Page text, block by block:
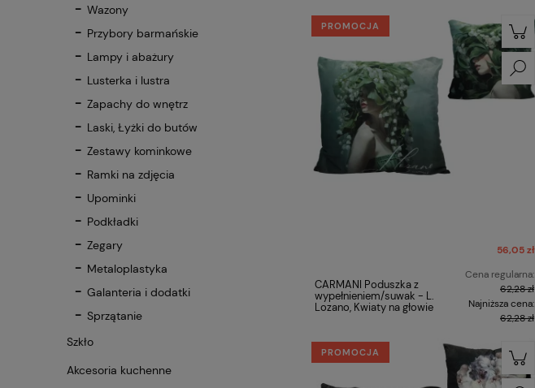
Wazony
Przybory barmańskie
Lampy i abażury
Lusterka i lustra
Zapachy do wnętrz
Laski, Łyżki do butów
Zestawy kominkowe
Ramki na zdjęcia
Upominki
Podkładki
Zegary
Metaloplastyka
Galanteria i dodatki
Sprzątanie
Szkło
Akcesoria kuchenne
CARMANI Poduszka z
wypełnieniem/suwak - L.
Lozano, Kwiaty na głowie
56,05 zł
Cena regularna:
62,28 zł
Najniższa cena:
62,28 zł
PROMOCJA
PROMOCJA